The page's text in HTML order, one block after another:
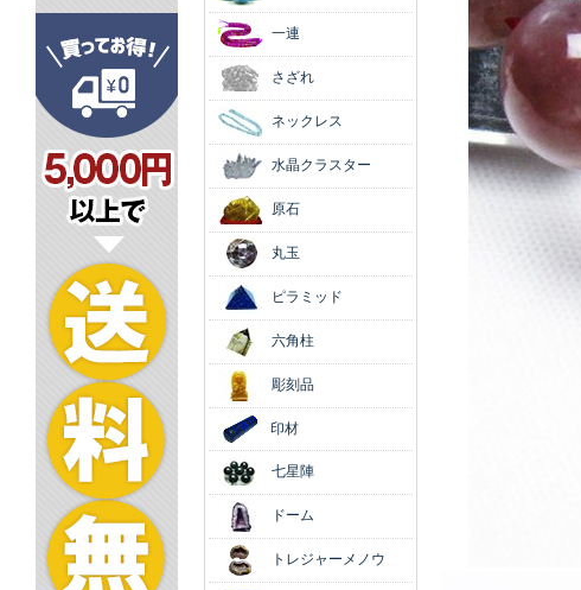
一連
さざれ
ネックレス
水晶クラスター
原石
丸玉
ピラミッド
六角柱
彫刻品
印材
七星陣
ドーム
トレジャーメノウ